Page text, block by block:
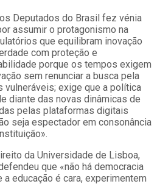
Deputados do Brasil fez vénia
assumir o protagonismo na
que equilibram inovação
com proteção e
porque os tempos exigem
sem renunciar a busca pela
vulneráveis; exige que a política
diante das novas dinâmicas de
pelas plataformas digitais
seja espectador em consonância
da Universidade de Lisboa,
que «não há democracia
educação é cara, experimentem